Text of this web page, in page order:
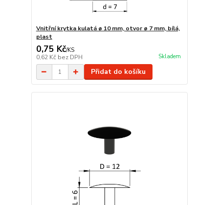
Vnitřní krytka kulatá ø 10 mm, otvor ø 7 mm, bílá,
plast
0,75 Kč/KS
0,62 Kč bez DPH Skladem
Přidat do košíku